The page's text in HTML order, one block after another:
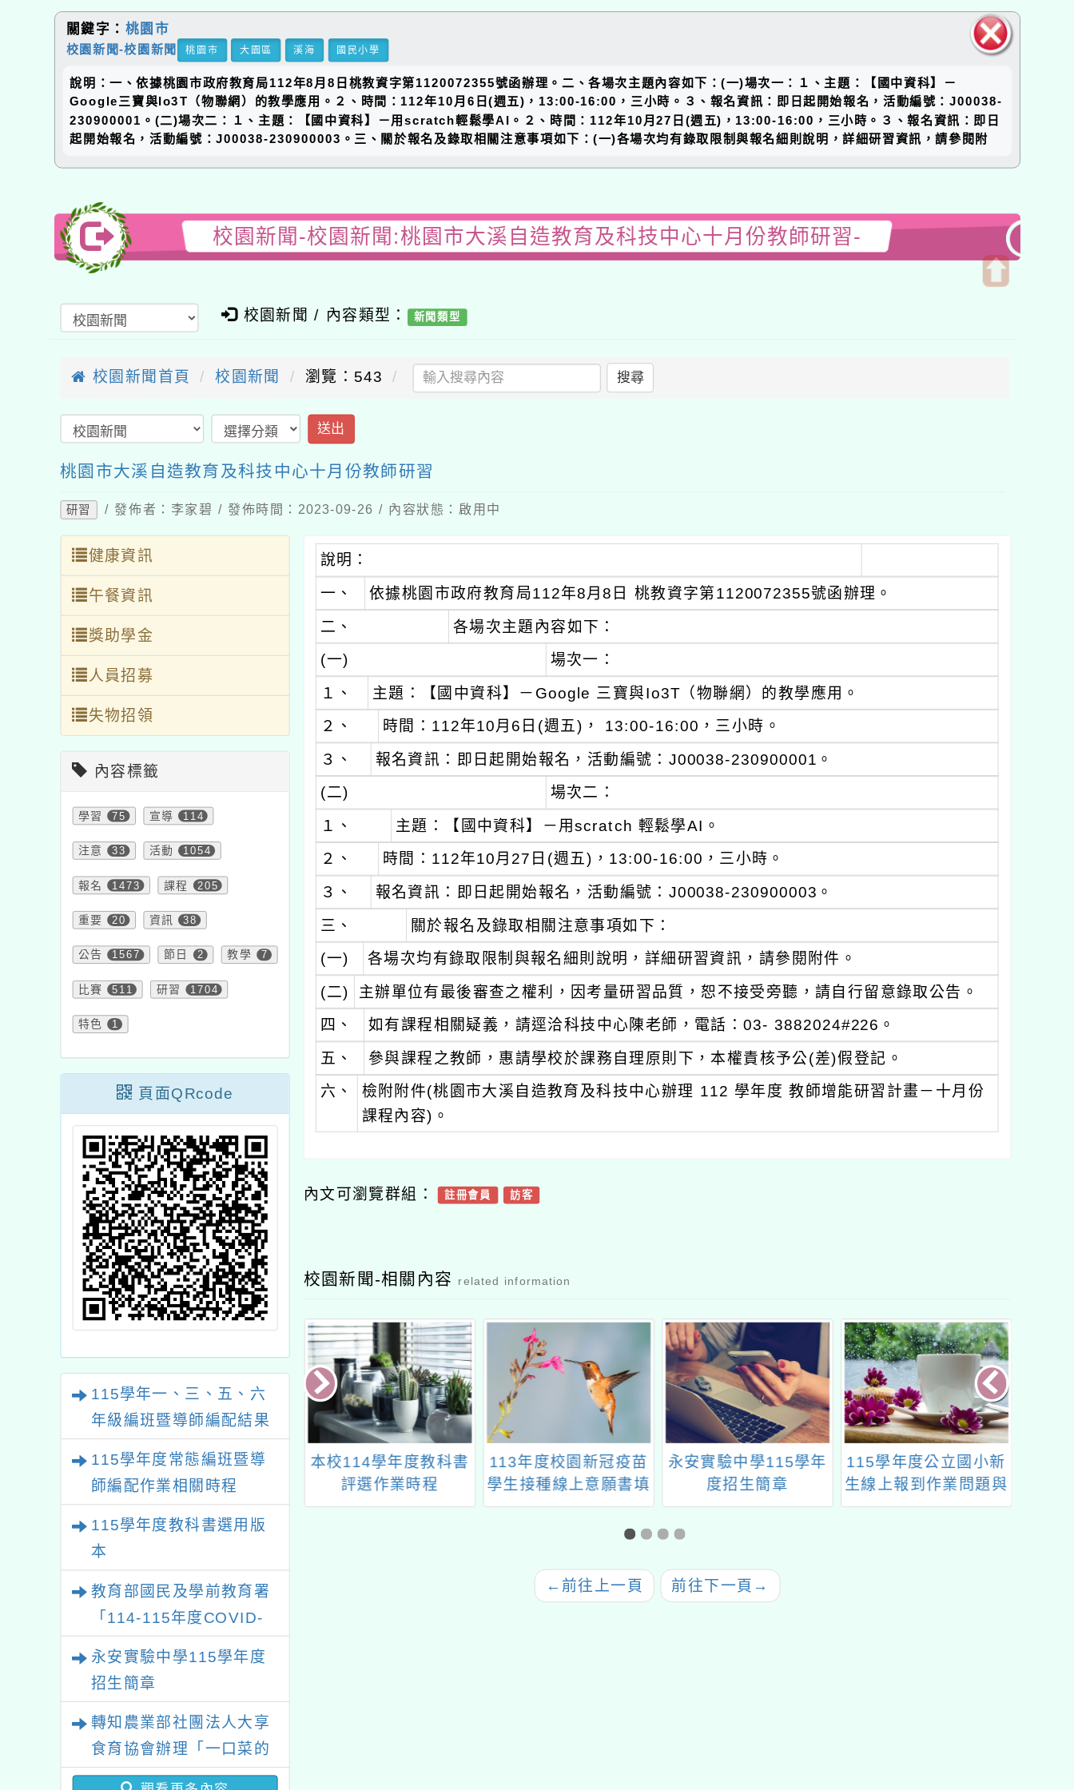
關鍵字： 桃園市
校園新聞-校園新聞 桃園市 大園區 溪海 國民小學
說明：一、依據桃園市政府教育局112年8月8日桃教資字第1120072355號函辦理。二、各場次主題內容如下：(一)場次一：１、主題：【國中資科】－
Google三寶與Io3T（物聯網）的教學應用。２、時間：112年10月6日(週五)，13:00-16:00，三小時。３、報名資訊：即日起開始報名，活動編號：J00038-
230900001。(二)場次二：１、主題：【國中資科】－用scratch輕鬆學AI。２、時間：112年10月27日(週五)，13:00-16:00，三小時。３、報名資訊：即日
起開始報名，活動編號：J00038-230900003。三、關於報名及錄取相關注意事項如下：(一)各場次均有錄取限制與報名細則說明，詳細研習資訊，請參閱附
校園新聞-校園新聞:桃園市大溪自造教育及科技中心十月份教師研習-
校園新聞 / 內容類型： 新聞類型
校園新聞首頁 校園新聞 瀏覽：543 搜尋
送出
桃園市大溪自造教育及科技中心十月份教師研習
研習 / 發佈者：李家碧 / 發佈時間：2023-09-26 / 內容狀態：啟用中
健康資訊
午餐資訊
獎助學金
人員招募
失物招領
內容標籤
學習 75 宣導 114
注意 33 活動 1054
報名 1473 課程 205
重要 20 資訊 38
公告 1567 節日 2 教學 7
比賽 511 研習 1704
特色 1
頁面QRcode
115學年一、三、五、六
年級編班暨導師編配結果
115學年度常態編班暨導
師編配作業相關時程
115學年度教科書選用版
本
教育部國民及學前教育署
「114-115年度COVID-
施，延長至115年7月31
日止
永安實驗中學115學年度
招生簡章
轉知農業部社團法人大享
食育協會辦理「一口菜的
旅程-旬味探訪(第1場)」
說明：
一、
依據桃園市政府教育局112年8月8日 桃教資字第1120072355號函辦理。
二、
各場次主題內容如下：
(一)
場次一：
１、
主題：【國中資科】－Google 三寶與Io3T（物聯網）的教學應用。
２、
時間：112年10月6日(週五)， 13:00-16:00，三小時。
３、 報名資訊：即日起開始報名，活動編號：J00038-230900001。
(二) 場次二：
１、
主題：【國中資科】－用scratch 輕鬆學AI。
２、
時間：112年10月27日(週五)，13:00-16:00，三小時。
３、
報名資訊：即日起開始報名，活動編號：J00038-230900003。
三、 關於報名及錄取相關注意事項如下：
(一) 各場次均有錄取限制與報名細則說明，詳細研習資訊，請參閱附件。
(二)
主辦單位有最後審查之權利，因考量研習品質，恕不接受旁聽，請自行留意錄取公告。
四、
如有課程相關疑義，請逕洽科技中心陳老師，電話：03- 3882024#226。
五、
參與課程之教師，惠請學校於課務自理原則下，本權責核予公(差)假登記。
六、 檢附附件(桃園市大溪自造教育及科技中心辦理 112 學年度 教師增能研習計畫－十月份
課程內容)。
內文可瀏覽群組： 註冊會員 訪客
校園新聞-相關內容 related information
疾病預防指引
「全民科學日-線上整
點科學課」
本校114學年度教科書
評選作業時程
113年度校園新冠疫苗
學生接種線上意願書填
寫(填寫截止日:11.14
永安實驗中學115學年
度招生簡章
115學年度公立國小新
生線上報到作業問題與
解答家長篇
← 前往上一頁 前往下一頁 →